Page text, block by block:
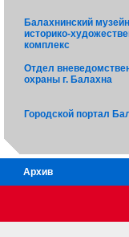
Балахнинский
историко-
комплекс
Отдел
охраны г. Балахна
Городской портал
Архив